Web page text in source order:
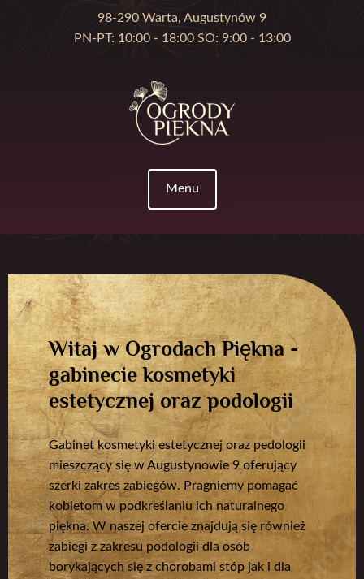
98-290 Warta, Augustynów 9
PN-PT: 10:00 - 18:00 SO: 9:00 - 13:00
Menu
Witaj w Ogrodach Piękna -
gabinecie kosmetyki
estetycznej oraz podologii
Gabinet kosmetyki estetycznej oraz pedologii
mieszczący się w Augustynowie 9 oferujący
szerki zakres zabiegów. Pragniemy pomagać
kobietom w podkreślaniu ich naturalnego
piękna. W naszej ofercie znajdują się również
zabiegi z zakresu podologii dla osób
borykających się z chorobami stóp jak i dla